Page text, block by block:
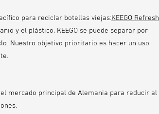
para reciclar botellas viejas:KEEGO Refresh
y el plástico, KEEGO se puede separar por
Nuestro objetivo prioritario es hacer un uso
mercado principal de Alemania para reducir al